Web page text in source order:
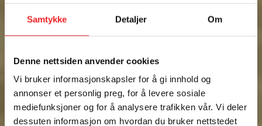
Samtykke Detaljer Om
Denne nettsiden anvender cookies
Vi bruker informasjonskapsler for å gi innhold og
annonser et personlig preg, for å levere sosiale
mediefunksjoner og for å analysere trafikken vår. Vi deler
dessuten informasjon om hvordan du bruker nettstedet